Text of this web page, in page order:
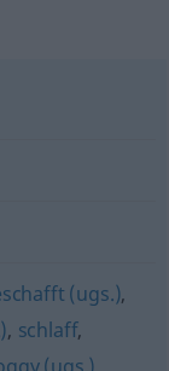
(ugs.),
, schlaff,